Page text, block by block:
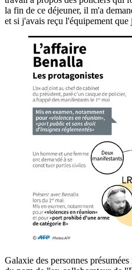
la fin de ce déjeuner, il m'a
et si j'avais reçu l'équipement
Galaxie des personnes